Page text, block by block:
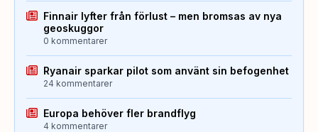
Finnair lyfter från förlust – men bromsas av nya
geoskuggor
0 kommentarer
Ryanair sparkar pilot som använt sin befogenhet
24 kommentarer
Europa behöver fler brandflyg
4 kommentarer